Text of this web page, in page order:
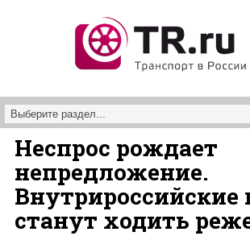
Неспрос рождает
непредложение.
Внутрироссийские
станут ходить